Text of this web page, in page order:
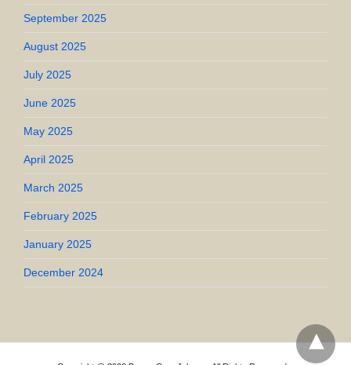
September 2025
August 2025
July 2025
June 2025
May 2025
April 2025
March 2025
February 2025
January 2025
December 2024